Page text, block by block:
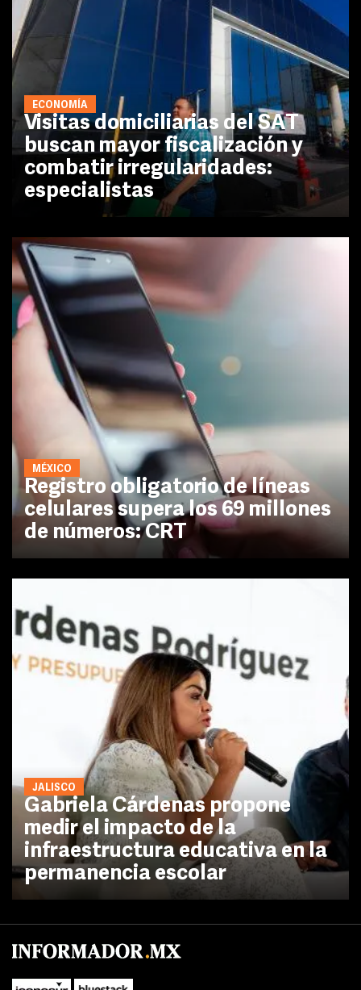
ECONOMÍA
Visitas domiciliarias del SAT
buscan mayor fiscalización y
combatir irregularidades:
especialistas
MÉXICO
Registro obligatorio de líneas
celulares supera los 69 millones
de números: CRT
JALISCO
Gabriela Cárdenas propone
medir el impacto de la
infraestructura educativa en la
permanencia escolar